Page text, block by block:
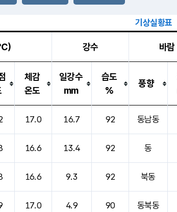
기상실황표
강수 바람
체감
온도
일강수
mm
습도
%
풍향
17.0 16.7 92 동남동
16.6 13.4 92 동
16.6 9.3 92 북동
17.0 4.9 90 동북동